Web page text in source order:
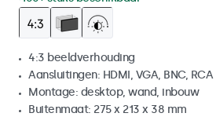
4:3 beeldverhouding
Aansluitingen: HDMI, VGA, BNC, RCA
Montage: desktop, wand, inbouw
Buitenmaat: 275 x 213 x 38 mm